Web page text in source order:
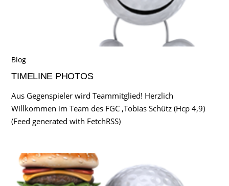
Blog
TIMELINE PHOTOS
Aus Gegenspieler wird Teammitglied! Herzlich
Willkommen im Team des FGC ,Tobias Schütz (Hcp 4,9)
(Feed generated with FetchRSS)